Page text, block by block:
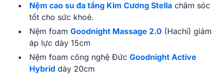
Nệm cao su đa tầng Kim Cương Stella chăm sóc
tốt cho sức khoẻ.
Nệm foam Goodnight Massage 2.0 (Hachi) giảm
áp lực dày 15cm
Nệm foam công nghệ Đức Goodnight Active
Hybrid dày 20cm